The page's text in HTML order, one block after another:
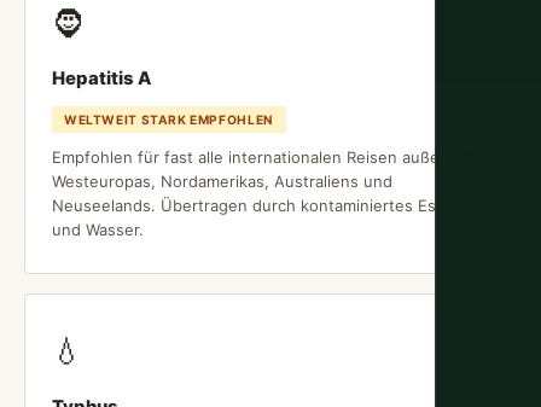
🧔
Hepatitis A
WELTWEIT STARK EMPFOHLEN
Empfohlen für fast alle internationalen Reisen außerhalb
Westeuropas, Nordamerikas, Australiens und
Neuseelands. Übertragen durch kontaminiertes Essen
und Wasser.
💧